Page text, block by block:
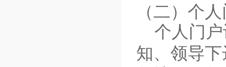
（二） 个
个人门户
知、领导